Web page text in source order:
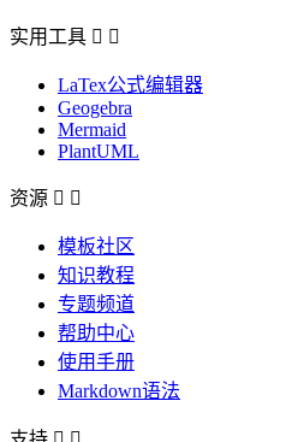
实用工具  
LaTex公式编辑器
Geogebra
Mermaid
PlantUML
资源  
模板社区
知识教程
专题频道
帮助中心
使用手册
Markdown语法